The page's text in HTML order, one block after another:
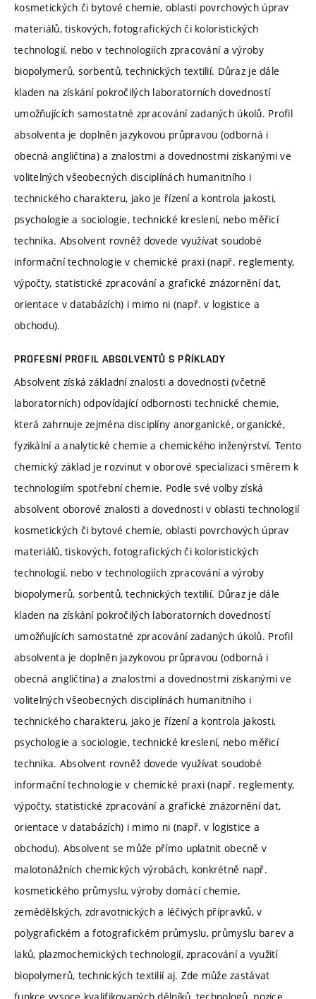
kosmetických či bytové chemie, oblasti povrchových úprav
materiálů, tiskových, fotografických či koloristických
technologií, nebo v technologiích zpracování a výroby
biopolymerů, sorbentů, technických textilií. Důraz je dále
kladen na získání pokročilých laboratorních dovedností
umožňujících samostatné zpracování zadaných úkolů. Profil
absolventa je doplněn jazykovou průpravou (odborná i
obecná angličtina) a znalostmi a dovednostmi získanými ve
volitelných všeobecných disciplínách humanitního i
technického charakteru, jako je řízení a kontrola jakosti,
psychologie a sociologie, technické kreslení, nebo měřicí
technika. Absolvent rovněž dovede využívat soudobé
informační technologie v chemické praxi (např. reglementy,
výpočty, statistické zpracování a grafické znázornění dat,
orientace v databázích) i mimo ni (např. v logistice a
obchodu).
PROFESNÍ PROFIL ABSOLVENTŮ S PŘÍKLADY
Absolvent získá základní znalosti a dovednosti (včetně
laboratorních) odpovídající odbornosti technické chemie,
která zahrnuje zejména disciplíny anorganické, organické,
fyzikální a analytické chemie a chemického inženýrství. Tento
chemický základ je rozvinut v oborové specializaci směrem k
technologiím spotřební chemie. Podle své volby získá
absolvent oborové znalosti a dovednosti v oblasti technologií
kosmetických či bytové chemie, oblasti povrchových úprav
materiálů, tiskových, fotografických či koloristických
technologií, nebo v technologiích zpracování a výroby
biopolymerů, sorbentů, technických textilií. Důraz je dále
kladen na získání pokročilých laboratorních dovedností
umožňujících samostatné zpracování zadaných úkolů. Profil
absolventa je doplněn jazykovou průpravou (odborná i
obecná angličtina) a znalostmi a dovednostmi získanými ve
volitelných všeobecných disciplínách humanitního i
technického charakteru, jako je řízení a kontrola jakosti,
psychologie a sociologie, technické kreslení, nebo měřicí
technika. Absolvent rovněž dovede využívat soudobé
informační technologie v chemické praxi (např. reglementy,
výpočty, statistické zpracování a grafické znázornění dat,
orientace v databázích) i mimo ni (např. v logistice a
obchodu). Absolvent se může přímo uplatnit obecně v
malotonážních chemických výrobách, konkrétně např.
kosmetického průmyslu, výroby domácí chemie,
zemědělských, zdravotnických a léčivých přípravků, v
polygrafickém a fotografickém průmyslu, průmyslu barev a
laků, plazmochemických technologií, zpracování a využití
biopolymerů, technických textilií aj. Zde může zastávat